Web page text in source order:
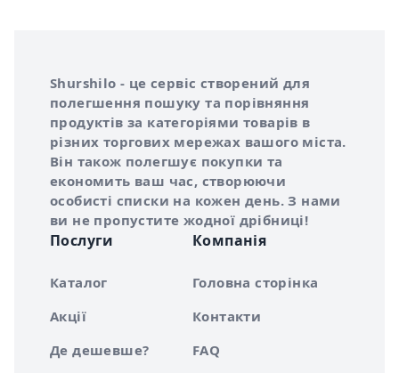
Про сервіс Shurshilo
Shurshilo - це сервіс створений для
полегшення пошуку та порівняння
продуктів за категоріями товарів в
різних торгових мережах вашого міста.
Він також полегшує покупки та
економить ваш час, створюючи
особисті списки на кожен день. З нами
ви не пропустите жодної дрібниці!
Послуги
Каталог
Акції
Де дешевше?
Компанія
Головна сторінка
Контакти
FAQ